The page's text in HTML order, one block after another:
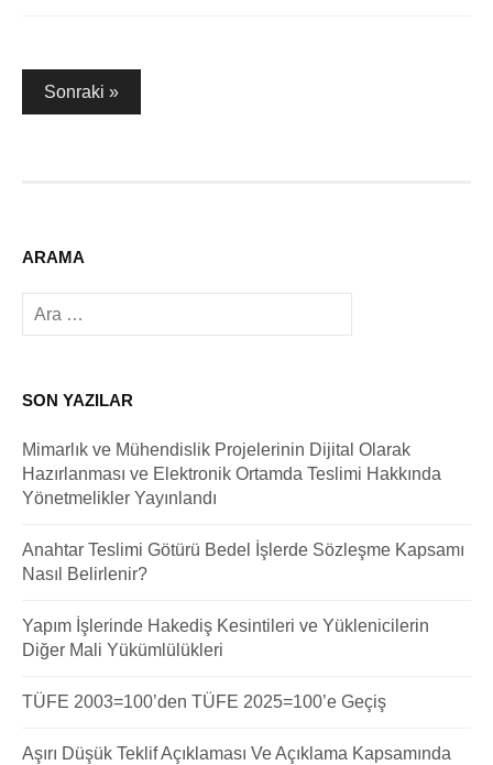
Yazı
Sonraki »
ARAMA
Arama:
SON YAZILAR
Mimarlık ve Mühendislik Projelerinin Dijital Olarak
Hazırlanması ve Elektronik Ortamda Teslimi Hakkında
Yönetmelikler Yayınlandı
Anahtar Teslimi Götürü Bedel İşlerde Sözleşme Kapsamı
Nasıl Belirlenir?
Yapım İşlerinde Hakediş Kesintileri ve Yüklenicilerin
Diğer Mali Yükümlülükleri
TÜFE 2003=100’den TÜFE 2025=100’e Geçiş
Aşırı Düşük Teklif Açıklaması Ve Açıklama Kapsamında